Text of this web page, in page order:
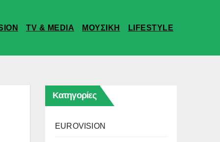
TV & MEDIA ΜΟΥΣΙΚΗ LIFESTYLE
Κατηγορίες
EUROVISION